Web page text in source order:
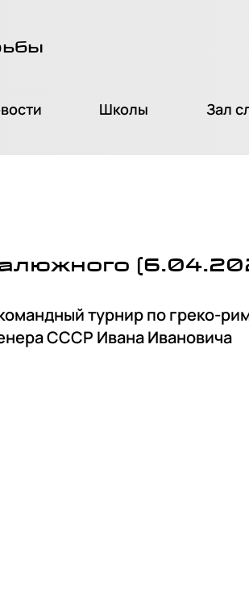
Школы Зал
турнир по греко-
СССР Ивана Ивановича